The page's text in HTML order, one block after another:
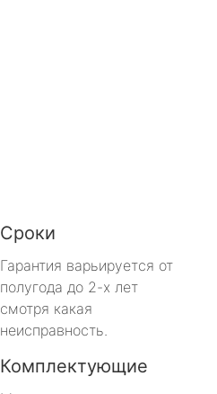
Сроки
Гарантия варьируется от
полугода до 2-х лет
смотря какая
неисправность.
Комплектующие